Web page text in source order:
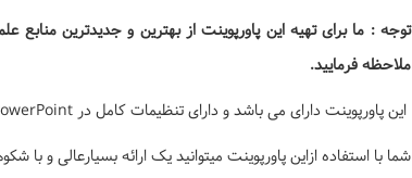
توجه : ما برای تهیه این پاورپوینت از بهترین و جدیدترین
ملاحظه فرمایید.
این پاورپوینت دارای می باشد و دارای تنظیمات کامل در PowerPoint می باشد و آماده ارائه یا چاپ است
شما با استفاده ازاین پاورپوینت میتوانید یک ارائه بسیارعالی